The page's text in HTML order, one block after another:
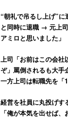
“朝礼で吊るし上げ”
と同時に退職 → 元上
アミロと思いました」
上司「お前はこの会社
ぞ」罵倒されるも大
一方上司は転職先を「
経営を社員に丸投げす
「俺が本気を出せば